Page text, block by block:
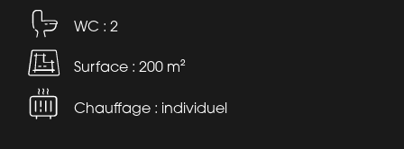
WC : 2
Surface : 200 m²
Chauffage : individuel